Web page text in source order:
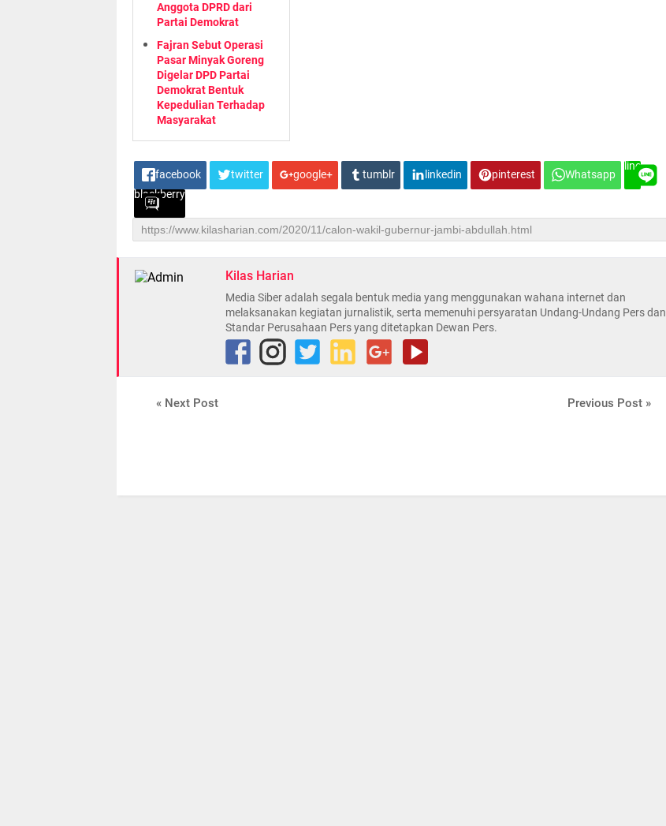
Anggota DPRD dari
Partai Demokrat
Fajran Sebut Operasi
Pasar Minyak Goreng
Digelar DPD Partai
Demokrat Bentuk
Kepedulian Terhadap
Masyarakat
facebook twitter google+ tumblr linkedin pinterest Whatsapp
line
blackberry
Kilas Harian
Media Siber adalah segala bentuk media yang menggunakan wahana internet dan
melaksanakan kegiatan jurnalistik, serta memenuhi persyaratan Undang-Undang Pers dan
Standar Perusahaan Pers yang ditetapkan Dewan Pers.
« Next Post Previous Post »